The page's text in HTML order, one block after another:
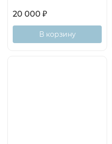
20 000 ₽
В корзину